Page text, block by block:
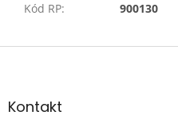
Kód RP: 900130
Z
aKontakt